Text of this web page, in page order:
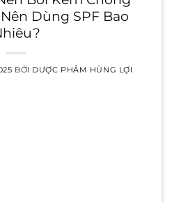
Dùng SPF Bao
BỞI DƯỢC PHẨM HÙNG LỢI